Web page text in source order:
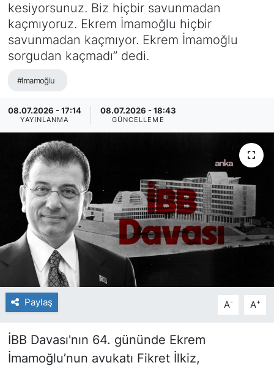
kesiyorsunuz. Biz hiçbir savunmadan
kaçmıyoruz. Ekrem İmamoğlu hiçbir
savunmadan kaçmıyor. Ekrem İmamoğlu
sorgudan kaçmadı” dedi.
#Imamoğlu
08.07.2026 - 17:14
YAYINLANMA
08.07.2026 - 18:43
GÜNCELLEME
Paylaş A- A+
İBB Davası'nın 64. gününde Ekrem
İmamoğlu’nun avukatı Fikret İlkiz,
Yazı Dizisi
Haber Arşivi